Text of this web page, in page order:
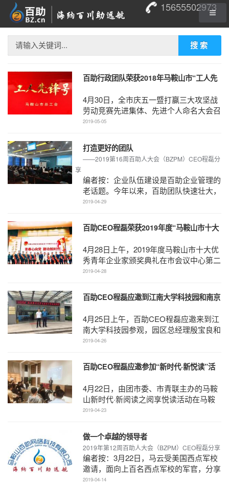
15655502973
搜索
百助行政团队荣获2018年马鞍山市“工人先
4月30日，全市庆五一暨打赢三大攻坚战
劳动竞赛先进集体、先进个人命名大会召
开。市委书记张岳峰出席会议并讲话。市
2019-05-05
打造更好的团队
——2019第16周百助人大会（BZPM）CEO程磊分
享
编者按：企业队伍建设是百助企业管理的
老话题。今年以来，百助团队快速壮大，
从百人队伍迅速发展至近两百人的队伍，
2019-04-29
百助CEO程磊荣获2019年度“马鞍山市十大
4月28日上午，2019年度马鞍山市十大优
秀青年企业家颁奖典礼在市会议中心第二
会堂举行，市委副书记钱沙泉，市委常
2019-04-28
百助CEO程磊应邀到江南大学科技园和南京
4月25日上午，百助CEO程磊应邀来到江
南大学科技园参观，园区总经理殷宝良和
副总经理吴保承做了热情接待了。在座谈
2019-04-26
百助CEO程磊应邀参加“新时代·新悦读”活
4月22日，由团市委、市青联主办的马鞍
山新时代·新阅读之阅享悦读活动在马鞍
山筑梦小屋麦书阁举行，百助CEO程磊
2019-04-23
做一个卓越的领导者
2019年第12周百助人大会（BZPM）CEO程磊分享
编者按：3月22日，马云受美国西点军校
邀请，面向上百名西点军校的军官，分享
了他个人对于领导力的思考。...
2019-04-14